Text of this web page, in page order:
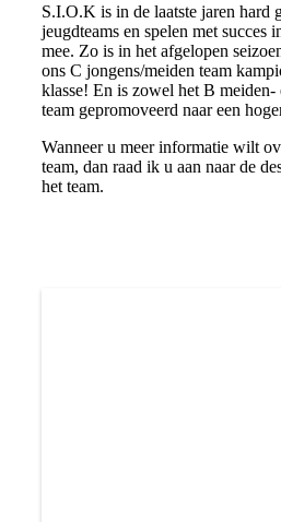
S.I.O.K is in de laatste jaren hard
jeugdteams en spelen met succes
mee. Zo is in het afgelopen
ons C jongens/meiden team
klasse! En is zowel het B meiden-
team gepromoveerd naar een
Wanneer u meer informatie wilt
team, dan raad ik u aan naar de
het team.